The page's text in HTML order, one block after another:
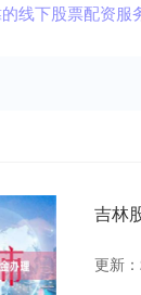
线下股票配资服
吉林
更新